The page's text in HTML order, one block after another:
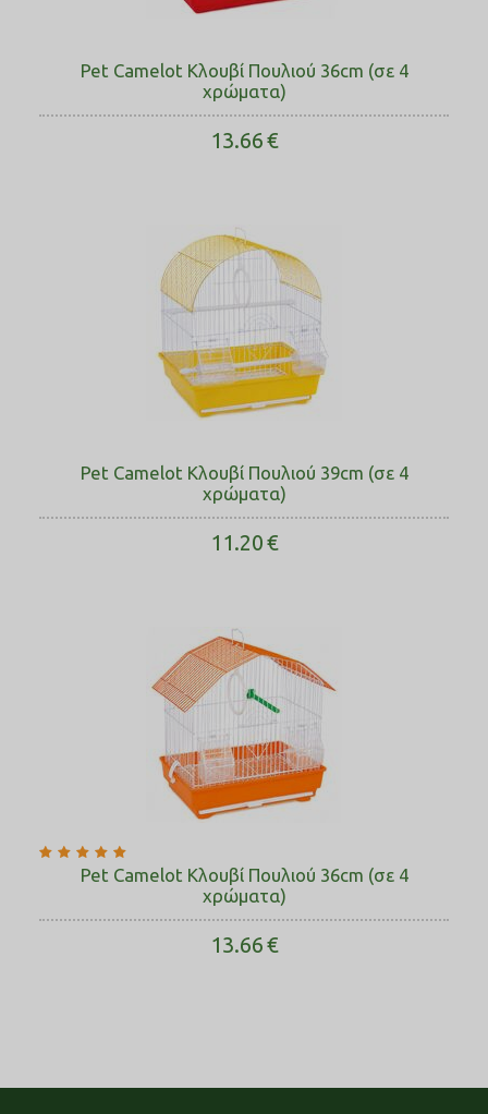
Pet Camelot Κλουβί Πουλιού 36cm (σε 4
χρώματα)
13.66€
Pet Camelot Κλουβί Πουλιού 39cm (σε 4
χρώματα)
11.20€
Pet Camelot Κλουβί Πουλιού 36cm (σε 4
χρώματα)
13.66€